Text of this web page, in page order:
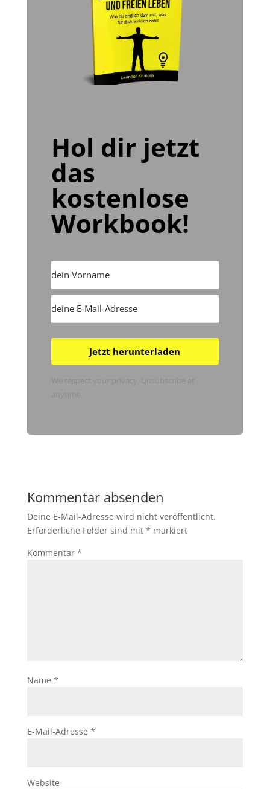
Hol dir jetzt
das
kostenlose
Workbook!
Jetzt herunterladen
We respect your privacy. Unsubscribe at
Kommentar absenden
Deine E-Mail-Adresse wird nicht veröffentlicht.
Erforderliche Felder sind mit * markiert
Kommentar *
Name *
E-Mail-Adresse *
Website